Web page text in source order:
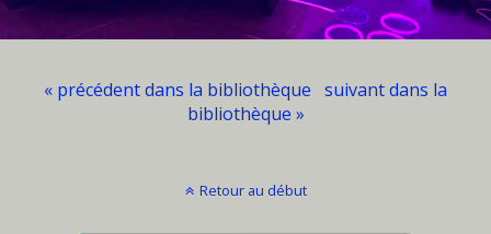
« précédent dans la bibliothèque suivant dans la
bibliothèque »
Retour au début